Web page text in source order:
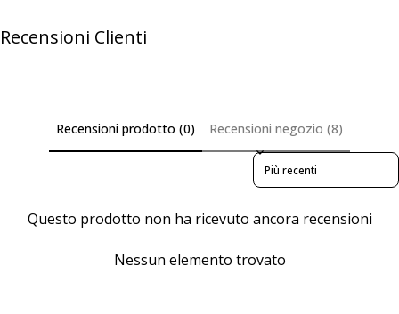
Recensioni Clienti
Recensioni prodotto (0) Recensioni negozio (8)
Sort reviews by
Questo prodotto non ha ricevuto ancora recensioni
Nessun elemento trovato